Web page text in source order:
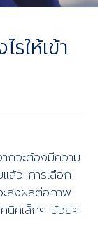
ให้เข้า
กจะต้องมีความ
ล้ว การเลือก
ะส่งผลต่อภาพ
นิคเล็กๆ น้อยๆ